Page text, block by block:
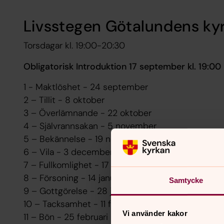
Samtycke
Vi använder kakor
Livsstegen Götalundens
Torsdagar kl. 19:00-20:30
Obligatorisk Introduktion 17 september kl. 19:00
1 - Maktlöshet - 24 september
2 – Tillit - 8 oktober
3 – Överlämnande - 22 oktober
4 – Självrannsakan - 5 november
5 – Bekännelse - 19 november
6 – Vila - 3 december
7 – Fullkomlighet - 17 december
8 – Försoning - 14 januari
9 – Gottgörelse - 28 januari
10 – Tacksamhet - 11 februari
11 – Bön - 25 februari